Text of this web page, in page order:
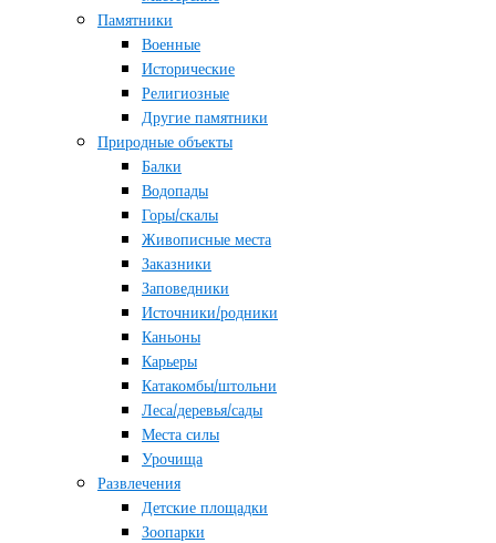
Памятники
Военные
Исторические
Религиозные
Другие памятники
Природные объекты
Балки
Водопады
Горы/скалы
Живописные места
Заказники
Заповедники
Источники/родники
Каньоны
Карьеры
Катакомбы/штольни
Леса/деревья/сады
Места силы
Урочища
Развлечения
Детские площадки
Зоопарки